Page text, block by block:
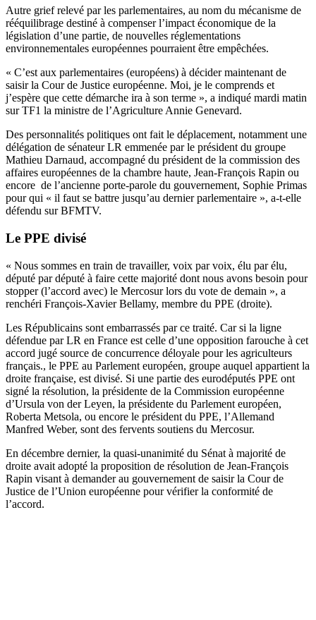
Autre grief relevé par les parlementaires, au nom du mécanisme de
rééquilibrage destiné à compenser l’impact économique de la
législation d’une partie, de nouvelles réglementations
environnementales européennes pourraient être empêchées.
« C’est aux parlementaires (européens) à décider maintenant de
saisir la Cour de Justice européenne. Moi, je le comprends et
j’espère que cette démarche ira à son terme », a indiqué mardi matin
sur TF1 la ministre de l’Agriculture Annie Genevard.
Des personnalités politiques ont fait le déplacement, notamment une
délégation de sénateur LR emmenée par le président du groupe
Mathieu Darnaud, accompagné du président de la commission des
affaires européennes de la chambre haute, Jean-François Rapin ou
encore de l’ancienne porte-parole du gouvernement, Sophie Primas
pour qui « il faut se battre jusqu’au dernier parlementaire », a-t-elle
défendu sur BFMTV.
Le PPE divisé
« Nous sommes en train de travailler, voix par voix, élu par élu,
député par député à faire cette majorité dont nous avons besoin pour
stopper (l’accord avec) le Mercosur lors du vote de demain », a
renchéri François-Xavier Bellamy, membre du PPE (droite).
Les Républicains sont embarrassés par ce traité. Car si la ligne
défendue par LR en France est celle d’une opposition farouche à cet
accord jugé source de concurrence déloyale pour les agriculteurs
français., le PPE au Parlement européen, groupe auquel appartient la
droite française, est divisé. Si une partie des eurodéputés PPE ont
signé la résolution, la présidente de la Commission européenne
d’Ursula von der Leyen, la présidente du Parlement européen,
Roberta Metsola, ou encore le président du PPE, l’Allemand
Manfred Weber, sont des fervents soutiens du Mercosur.
En décembre dernier, la quasi-unanimité du Sénat à majorité de
droite avait adopté la proposition de résolution de Jean-François
Rapin visant à demander au gouvernement de saisir la Cour de
Justice de l’Union européenne pour vérifier la conformité de
l’accord.